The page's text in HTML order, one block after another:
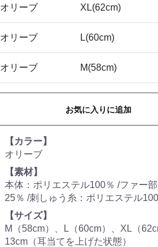
オリーブ XL(62cm)
オリーブ L(60cm)
オリーブ M(58cm)
お気に入りに追加
【カラー】
オリーブ
【素材】
本体：ポリエステル100％ /ファー
25％ /刺しゅう糸：ポリエステル
【サイズ】
M（58cm）、L（60cm）、XL（
13cm（耳当てを上げた状態）